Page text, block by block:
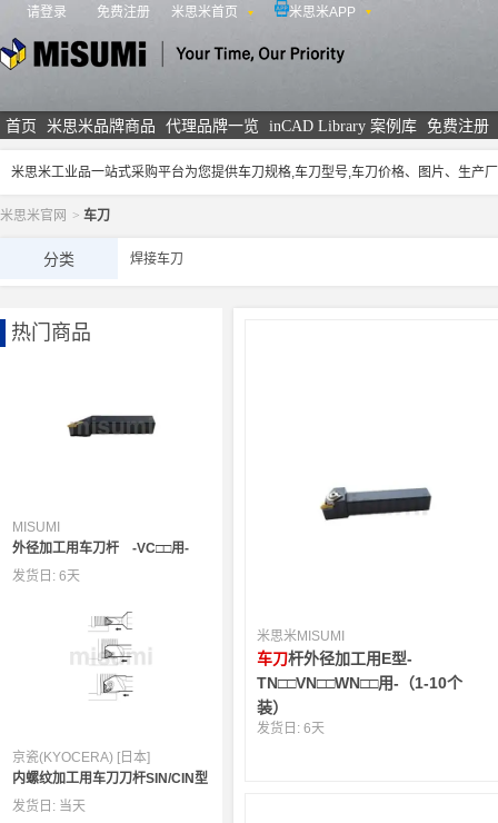
请登录 免费注册 米思米首页 米思米APP
首页 米思米品牌商品 代理品牌一览 inCAD Library 案例库 免费注册
米思米工业品一站式采购平台为您提供车刀规格,车刀型号,车刀价格、图片、生
米思米官网 > 车刀
分类 焊接车刀
热门商品
MISUMI
外径加工用车刀杆 -VC□□用-
发货日: 6天
京瓷(KYOCERA) [日本]
内螺纹加工用车刀刀杆SIN/CIN型
发货日: 当天
米思米MISUMI
车刀杆外径加工用E型-
TN□□VN□□WN□□用-（1-10个
装）
发货日:6天